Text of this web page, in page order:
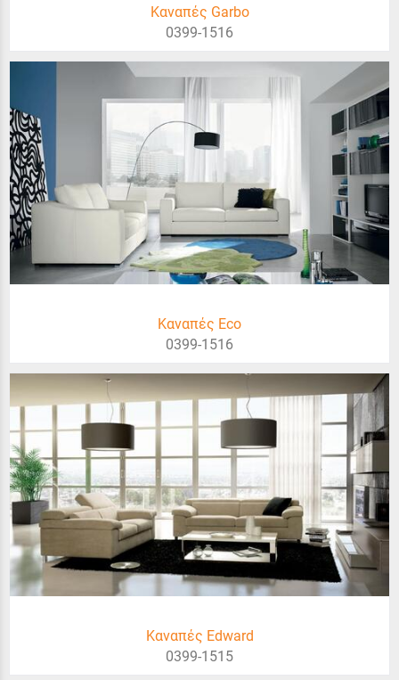
Καναπές Garbo
0399-1516
Καναπές Eco
0399-1516
Καναπές Edward
0399-1515